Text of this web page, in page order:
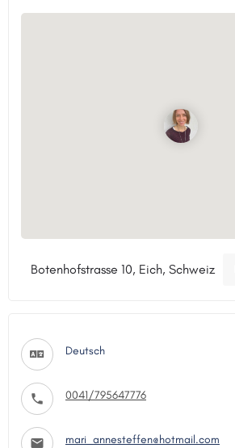
Botenhofstrasse 10, Eich, Schweiz
Deutsch
0041/795647776
mari_annesteffen@hotmail.com